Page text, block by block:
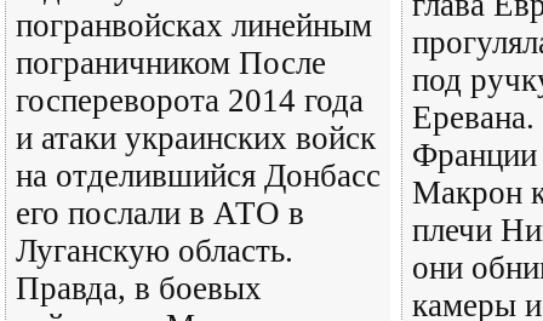
погранвойсках линейным
пограничником После
госпереворота 2014 года
и атаки украинских войск
на отделившийся Донбасс
его послали в АТО в
Луганскую область.
Правда, в боевых
под
Макрон
плечи
они
камеры